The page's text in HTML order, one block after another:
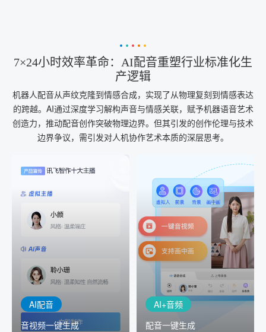
7×24小时效率革命：AI配音重塑行业标准化生
产逻辑
机器人配音从声纹克隆到情感合成，实现了从物理复刻到情感表达
的跨越。AI通过深度学习解构声音与情感关联，赋予机器语音艺术
创造力，推动配音创作突破物理边界。但其引发的创作伦理与技术
边界争议，需引发对人机协作艺术本质的深层思考。
AI配音
音视频一键生成
AI配音
音视频一键生成
室"中输入文本或录音，一
出
AI+音频
配音一键生成
AI+音频
配音一键生成
AI+音频：基于全球领先的
TTS能力打造的AI音频制作
工具，输入文本、选择发
音人即可一键生成专业音